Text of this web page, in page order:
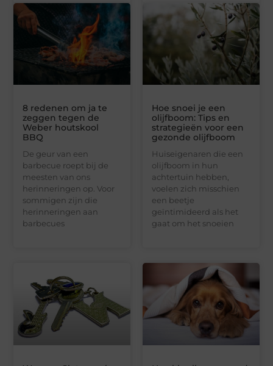
8 redenen om ja te
zeggen tegen de
Weber houtskool
BBQ
De geur van een
barbecue roept bij de
meesten van ons
herinneringen op. Voor
sommigen zijn die
herinneringen aan
barbecues
Hoe snoei je een
olijfboom: Tips en
strategieën voor een
gezonde olijfboom
Huiseigenaren die een
olijfboom in hun
achtertuin hebben,
voelen zich misschien
een beetje
geïntimideerd als het
gaat om het snoeien